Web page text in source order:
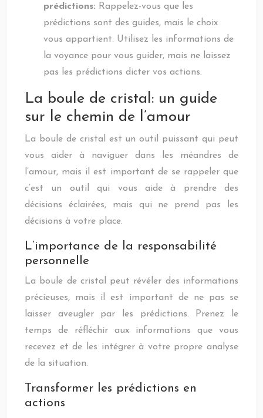
prédictions: Rappelez-vous que les
prédictions sont des guides, mais le choix
vous appartient. Utilisez les informations de
la voyance pour vous guider, mais ne laissez
pas les prédictions dicter vos actions.
La boule de cristal: un guide
sur le chemin de l’amour
La boule de cristal est un outil puissant qui peut
vous aider à naviguer dans les méandres de
l’amour, mais il est important de se rappeler que
c’est un outil qui vous aide à prendre des
décisions éclairées, mais qui ne prend pas les
décisions à votre place.
L’importance de la responsabilité
personnelle
La boule de cristal peut révéler des informations
précieuses, mais il est important de ne pas se
laisser aveugler par les prédictions. Prenez le
temps de réfléchir aux informations que vous
recevez et de les intégrer à votre propre analyse
de la situation.
Transformer les prédictions en
actions